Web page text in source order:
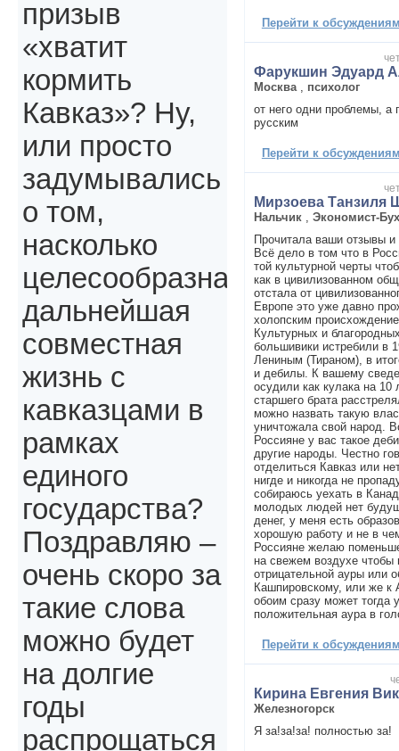
Перейти к
Фарукшин Эдуард
Москва
психолог
от него одни проблемы, а
русским
Перейти к
Мирзоева Танзиля
Нальчик
Экономист-
Прочитала ваши отзывы
Всё дело в том что в
той культурной черты
как в цивилизованном
отстала от
Европе это уже давно
холопским
Культурных и
большивики истребили в
Лениным (Тираном), в
и дебилы. К вашему
осудили как кулака на 10
старшего брата
можно назвать такую
уничтожала свой народ.
Россияне у вас такое
другие народы. Честно
отделиться Кавказ или
нигде и никогда не
собираюсь уехать в
молодых людей нет
денег, у меня есть
хорошую работу и не в
Россияне желаю
на свежем воздухе чтобы
отрицательной ауры или
Кашпировскому, или же к
обоим сразу может тогда
положительная аура в
Перейти к
Кирина Евгения
Железногорск
Я за!за!за! полностью за!
призыв
«хватит
кормить
Кавказ»? Ну,
или просто
задумывались
о том,
насколько
целесообразна
дальнейшая
совместная
жизнь с
кавказцами в
рамках
единого
государства?
Поздравляю –
очень скоро за
такие слова
можно будет
на долгие
годы
распрощаться